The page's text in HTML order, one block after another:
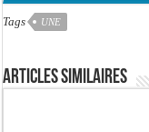
Tags UNE
Articles similaires